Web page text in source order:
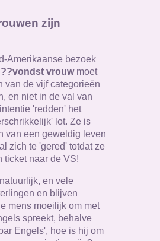
zijn
Amerikaanse bezoek
vrouw moet
van de vijf categorieën
en niet in de val van
'redden' het
lot. Ze is
van een geweldig leven
zich te 'gered' totdat ze
ticket naar de VS!
en vele
en blijven
mens moeilijk om met
spreekt, behalve
Engels', hoe is hij om